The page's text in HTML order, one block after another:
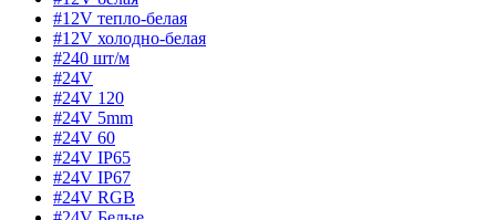
#12V тепло-белая
#12V холодно-белая
#240 шт/м
#24V
#24V 120
#24V 5mm
#24V 60
#24V IP65
#24V IP67
#24V RGB